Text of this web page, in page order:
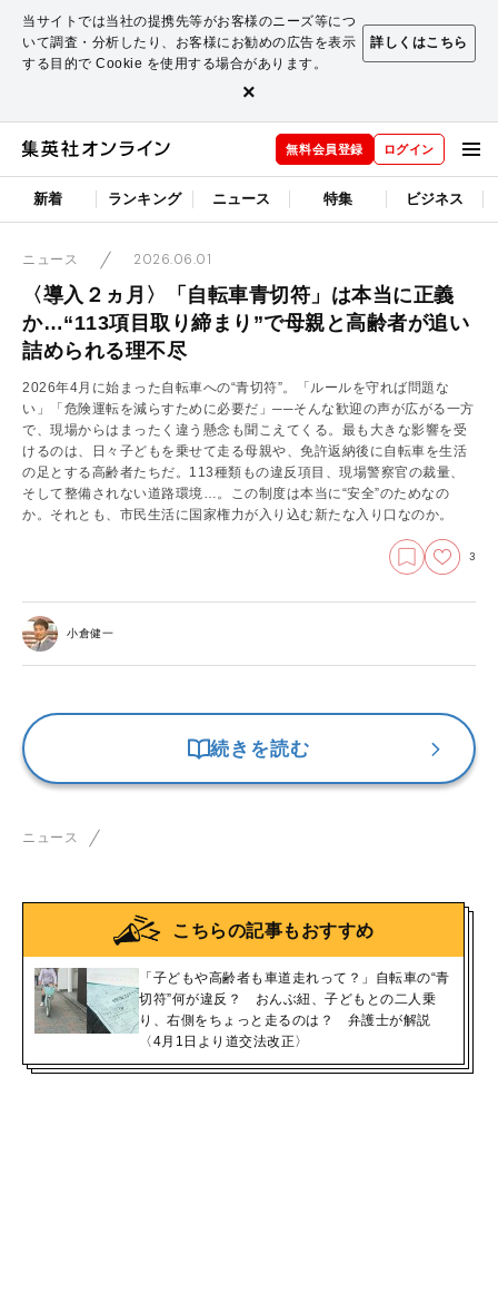
当サイトでは当社の提携先等がお客様のニーズ等につ
いて調査・分析したり、お客様にお勧めの広告を表示
する目的で Cookie を使用する場合があります。
詳しくはこちら
×
無料会員登録 ログイン
新着 ランキング ニュース 特集 ビジネス
ニュース 2026.06.01
〈導入２ヵ月〉「自転車青切符」は本当に正義
か…“113項目取り締まり”で母親と高齢者が追い
詰められる理不尽
2026年4月に始まった自転車への“青切符”。「ルールを守れば問題な
い」「危険運転を減らすために必要だ」──そんな歓迎の声が広がる一方
で、現場からはまったく違う懸念も聞こえてくる。最も大きな影響を受
けるのは、日々子どもを乗せて走る母親や、免許返納後に自転車を生活
の足とする高齢者たちだ。113種類もの違反項目、現場警察官の裁量、
そして整備されない道路環境…。この制度は本当に“安全”のためなの
か。それとも、市民生活に国家権力が入り込む新たな入り口なのか。
3
小倉健一
続きを読む
ニュース
こちらの記事もおすすめ
「子どもや高齢者も車道走れって？」自転車の“青
切符”何が違反？ おんぶ紐、子どもとの二人乗
り、右側をちょっと走るのは？ 弁護士が解説
〈4月1日より道交法改正〉